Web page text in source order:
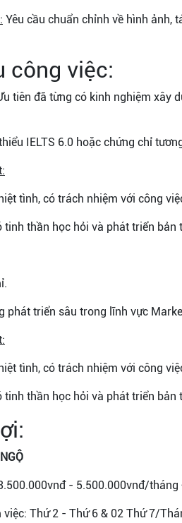
Yêu cầu chuẩn chỉnh về hình ảnh,
công việc:
tiên đã từng có kinh nghiệm xây
IELTS 6.0 hoặc chứng chỉ
tình, có trách nhiệm với công
tinh thần học hỏi và phát triển
phát triển sâu trong lĩnh vực
tình, có trách nhiệm với công
tinh thần học hỏi và phát triển
- 5.500.000vnđ/tháng
Thứ 2 - Thứ 6 & 02 Thứ 7/